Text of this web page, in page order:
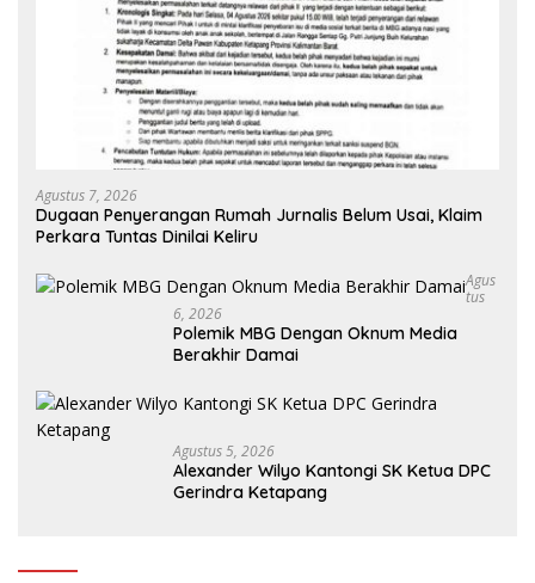
Agustus 7, 2026
Dugaan Penyerangan Rumah Jurnalis Belum Usai, Klaim
Perkara Tuntas Dinilai Keliru
Agus
Tus
6, 2026
Polemik MBG Dengan Oknum Media
Berakhir Damai
Agustus 5, 2026
Alexander Wilyo Kantongi SK Ketua DPC
Gerindra Ketapang